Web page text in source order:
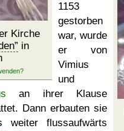
Kirche
in
1153
gestorben
war, wurde
er von
Vimius
und
an ihrer Klause
Dann erbauten sie
weiter flussaufwärts